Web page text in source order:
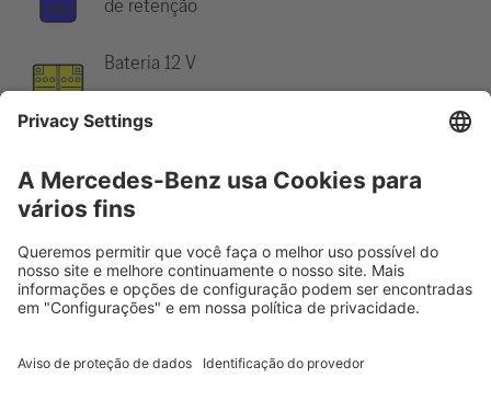
de retenção
Bateria 12 V
guia de salvamento.